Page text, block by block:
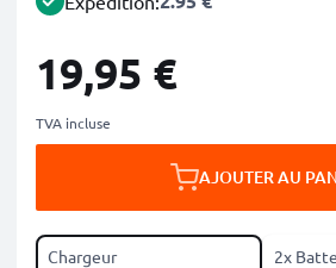
19,95 €
TVA incluse
AJOUTER AU
Chargeur 2x